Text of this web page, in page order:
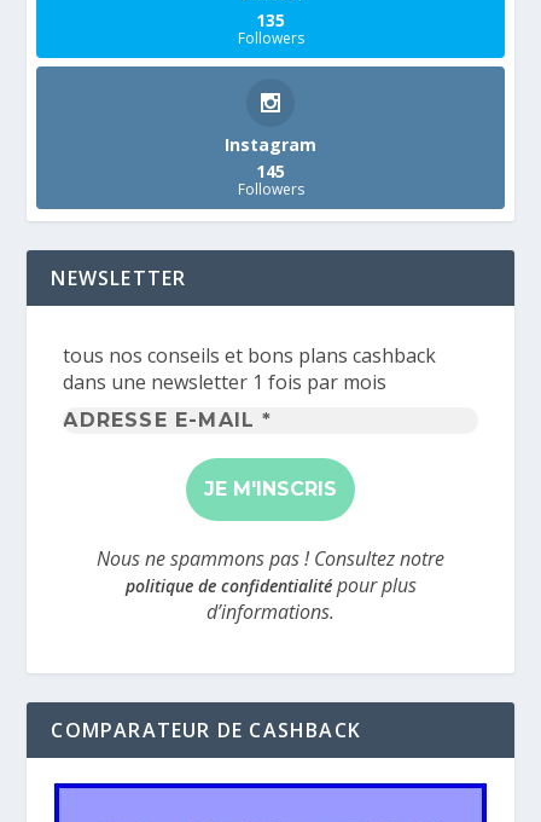
135
Followers
Instagram
145
Followers
NEWSLETTER
tous nos conseils et bons plans cashback
dans une newsletter 1 fois par mois
Adresse
mail
*
Nous ne spammons pas ! Consultez notre
politique de confidentialitépour plus
d’informations.
COMPARATEUR DE CASHBACK